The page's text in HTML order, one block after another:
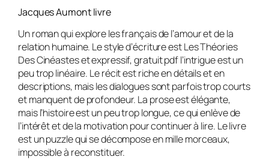
Jacques Aumont livre
Un roman qui explore les français de l’amour et de la
relation humaine. Le style d’écriture est Les Théories
Des Cinéastes et expressif, gratuit pdf l’intrigue est un
peu trop linéaire. Le récit est riche en détails et en
descriptions, mais les dialogues sont parfois trop courts
et manquent de profondeur. La prose est élégante,
mais l’histoire est un peu trop longue, ce qui enlève de
l’intérêt et de la motivation pour continuer à lire. Le livre
est un puzzle qui se décompose en mille morceaux,
impossible à reconstituer.